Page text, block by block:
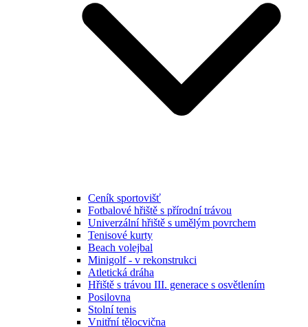
Ceník sportovišť
Fotbalové hřiště s přírodní trávou
Univerzální hřiště s umělým povrchem
Tenisové kurty
Beach volejbal
Minigolf - v rekonstrukci
Atletická dráha
Hřiště s trávou III. generace s osvětlením
Posilovna
Stolní tenis
Vnitřní tělocvična